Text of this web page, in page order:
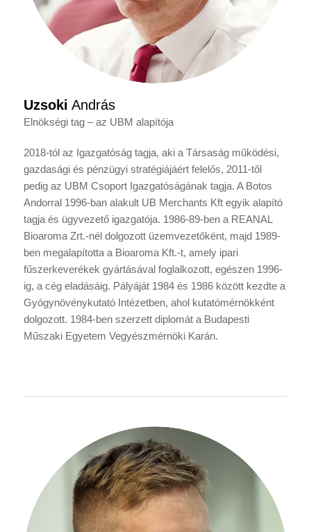
Uzsoki András
Elnökségi tag – az UBM alapítója
2018-tól az Igazgatóság tagja, aki a Társaság működési,
gazdasági és pénzügyi stratégiájáért felelős, 2011-től
pedig az UBM Csoport Igazgatóságának tagja. A Botos
Andorral 1996-ban alakult UB Merchants Kft egyik alapító
tagja és ügyvezető igazgatója. 1986-89-ben a REANAL
Bioaroma Zrt.-nél dolgozott üzemvezetőként, majd 1989-
ben megalapította a Bioaroma Kft.-t, amely ipari
fűszerkeverékek gyártásával foglalkozott, egészen 1996-
ig, a cég eladásáig. Pályáját 1984 és 1986 között kezdte a
Gyógynövénykutató Intézetben, ahol kutatómérnökként
dolgozott. 1984-ben szerzett diplomát a Budapesti
Műszaki Egyetem Vegyészmérnöki Karán.